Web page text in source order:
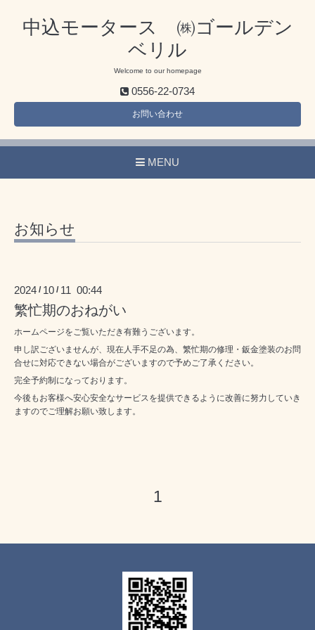
中込モータース ㈱ゴールデン
ベリル
Welcome to our homepage
0556-22-0734
お問い合わせ
MENU
お知らせ
2024 / 10 / 11 00:44
繁忙期のおねがい
ホームページをご覧いただき有難うございます。
申し訳ございませんが、現在人手不足の為、繁忙期の修理・鈑金塗装のお問
合せに対応できない場合がございますので予めご了承ください。
完全予約制になっております。
今後もお客様へ安心安全なサービスを提供できるように改善に努力していき
ますのでご理解お願い致します。
1